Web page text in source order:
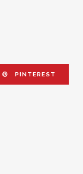
PINTEREST